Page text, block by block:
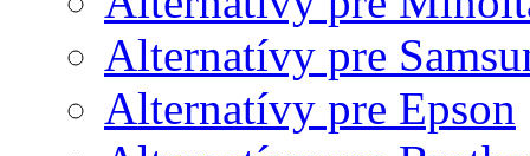
Alternatívy pre
Alternatívy pre Epson